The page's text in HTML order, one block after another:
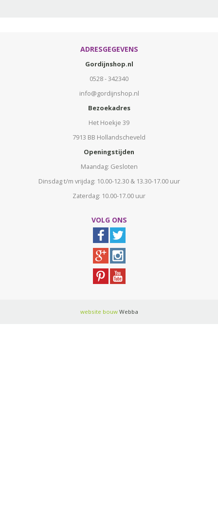
ADRESGEGEVENS
Gordijnshop.nl
0528 - 342340
info@gordijnshop.nl
Bezoekadres
Het Hoekje 39
7913 BB Hollandscheveld
Openingstijden
Maandag: Gesloten
Dinsdag t/m vrijdag: 10.00-12.30 & 13.30-17.00 uur
Zaterdag: 10.00-17.00 uur
VOLG ONS
website bouwWebba